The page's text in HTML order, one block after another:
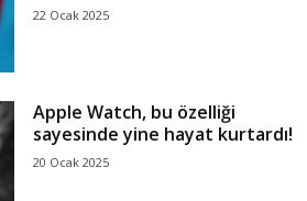
22 Ocak 2025
Apple Watch, bu özelliği
sayesinde yine hayat kurtardı!
20 Ocak 2025